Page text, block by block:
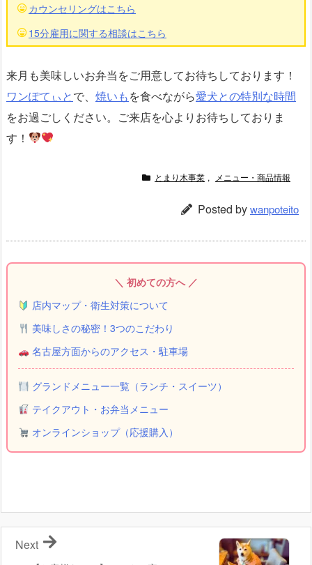
カウンセリングはこちら
15分雇用に関する相談はこちら
来月も美味しいお弁当をご用意してお待ちしております！
ワンぽてぃとで、 焼いもを食べながら愛犬との特別な時間
をお過ごしください。ご来店を心よりお待ちしておりま
す！
とまり木事業 , メニュー・商品情報
Posted bywanpoteito
＼ 初めての方へ ／
店内マップ・衛生対策について
美味しさの秘密！3つのこだわり
名古屋方面からのアクセス・駐車場
グランドメニュー一覧（ランチ・スイーツ）
テイクアウト・お弁当メニュー
オンラインショップ（応援購入）
Next